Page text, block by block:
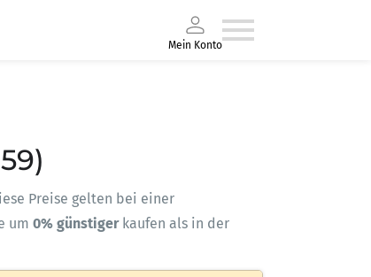
Mein Konto
Preise gelten bei einer
um 0% günstigerkaufen als in der